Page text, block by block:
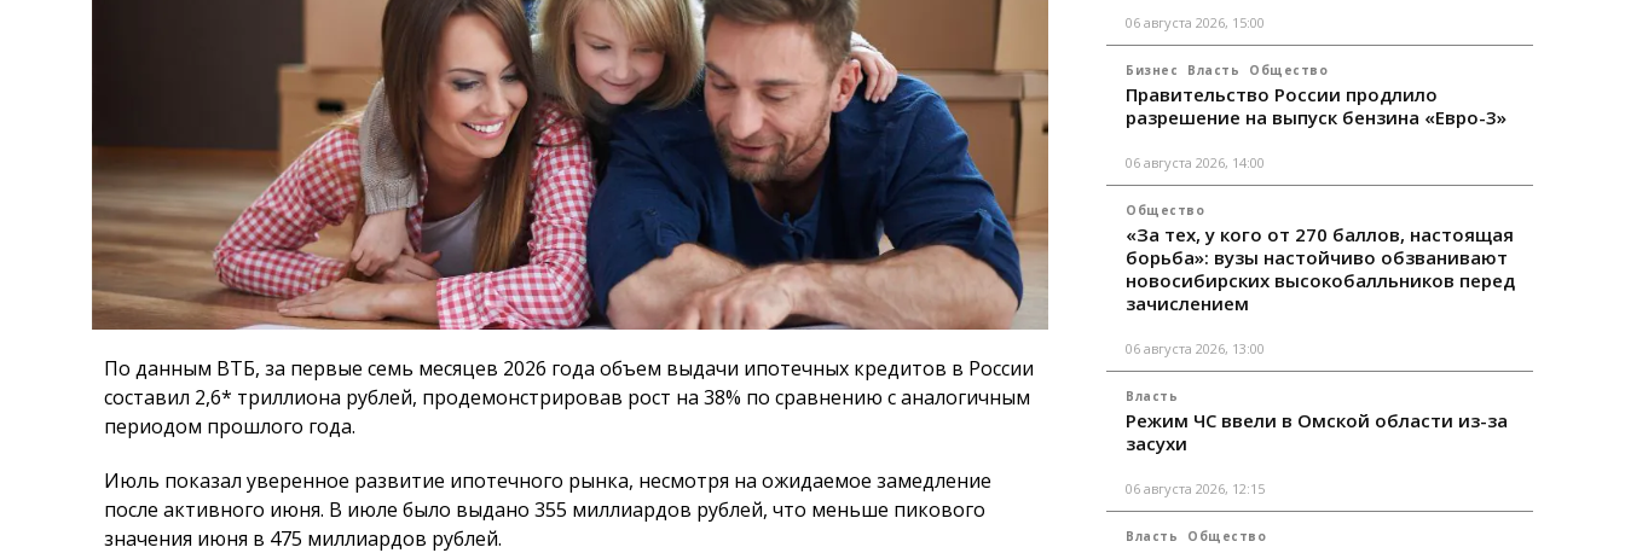
По данным ВТБ, за первые семь месяцев 2026 года объем выдачи ипотечных кредитов в России
составил 2,6* триллиона рублей, продемонстрировав рост на 38% по сравнению с аналогичным
периодом прошлого года.
Июль показал уверенное развитие ипотечного рынка, несмотря на ожидаемое замедление
после активного июня. В июле было выдано 355 миллиардов рублей, что меньше пикового
значения июня в 475 миллиардов рублей.
06 августа 2026, 15:00
Бизнес Власть Общество
Правительство России продлило
разрешение на выпуск бензина «Евро-3»
06 августа 2026, 14:00
Общество
«За тех, у кого от 270 баллов, настоящая
борьба»: вузы настойчиво обзванивают
новосибирских высокобалльников перед
зачислением
06 августа 2026, 13:00
Власть
Режим ЧС ввели в Омской области из-за
засухи
06 августа 2026, 12:15
Власть Общество